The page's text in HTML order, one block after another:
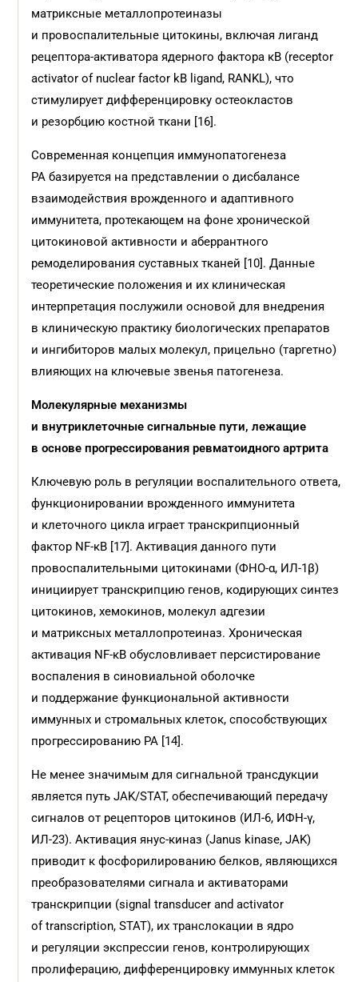
матриксные металлопротеиназы
и провоспалительные цитокины, включая лиганд
рецептора-активатора ядерного фактора κB (receptor
activator of nuclear factor kB ligand, RANKL), что
стимулирует дифференцировку остеокластов
и резорбцию костной ткани [16].
Современная концепция иммунопатогенеза
РА базируется на представлении о дисбалансе
взаимодействия врожденного и адаптивного
иммунитета, протекающем на фоне хронической
цитокиновой активности и аберрантного
ремоделирования суставных тканей [10]. Данные
теоретические положения и их клиническая
интерпретация послужили основой для внедрения
в клиническую практику биологических препаратов
и ингибиторов малых молекул, прицельно (таргетно)
влияющих на ключевые звенья патогенеза.
Молекулярные механизмы
и внутриклеточные сигнальные пути, лежащие
в основе прогрессирования ревматоидного артрита
Ключевую роль в регуляции воспалительного ответа,
функционировании врожденного иммунитета
и клеточного цикла играет транскрипционный
фактор NF-κB [17]. Активация данного пути
провоспалительными цитокинами (ФНО-α, ИЛ-1β)
инициирует транскрипцию генов, кодирующих синтез
цитокинов, хемокинов, молекул адгезии
и матриксных металлопротеиназ. Хроническая
активация NF-κB обусловливает персистирование
воспаления в синовиальной оболочке
и поддержание функциональной активности
иммунных и стромальных клеток, способствующих
прогрессированию РА [14].
Не менее значимым для сигнальной трансдукции
является путь JAK/STAT, обеспечивающий передачу
сигналов от рецепторов цитокинов (ИЛ-6, ИФН-γ,
ИЛ-23). Активация янус-киназ (Janus kinase, JAK)
приводит к фосфорилированию белков, являющихся
преобразователями сигнала и активаторами
транскрипции (signal transducer and activator
of transcription, STAT), их транслокации в ядро
и регуляции экспрессии генов, контролирующих
пролиферацию, дифференцировку иммунных клеток